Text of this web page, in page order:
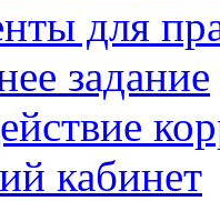
для
задание
кабинет